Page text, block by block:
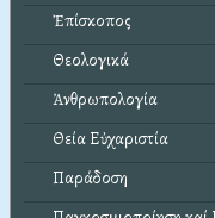
Ἐπίσκοπος
Θεολογικά
Ἀνθρωπολογία
Θεία Εὐχαριστία
Παράδοση